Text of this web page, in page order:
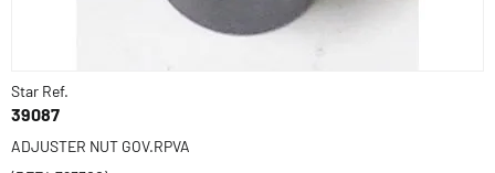
Star Ref.
39087
ADJUSTER NUT GOV.RPVA